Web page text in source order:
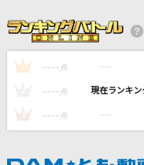
優里
[生音]未来予想図Ⅱ
DREAMS COME TRUE
青
1 ---- 点 ----
---- 点 ----
3 ---- 点 ----